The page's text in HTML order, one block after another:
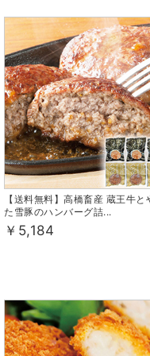
【送料無料】高橋畜産 蔵王牛と
た雪豚のハンバーグ詰...
￥5,184